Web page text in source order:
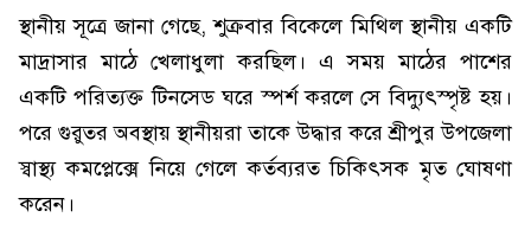
স্থানীয় সূত্রে জানা গেছে, শুক্রবার বিকেলে মিথিল স্থানীয় একটি
মাদ্রাসার মাঠে খেলাধুলা করছিল। এ সময় মাঠের পাশের
একটি পরিত্যক্ত টিনসেড ঘরে স্পর্শ করলে সে বিদ্যুৎস্পৃষ্ট হয়।
পরে গুরুতর অবস্থায় স্থানীয়রা তাকে উদ্ধার করে শ্রীপুর উপজেলা
স্বাস্থ্য কমপ্লেক্সে নিয়ে গেলে কর্তব্যরত চিকিৎসক মৃত ঘোষণা
করেন।